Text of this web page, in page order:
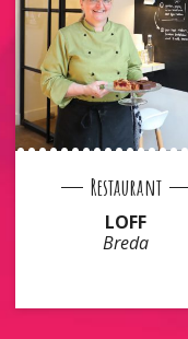
Restaurant
LOFF
Breda